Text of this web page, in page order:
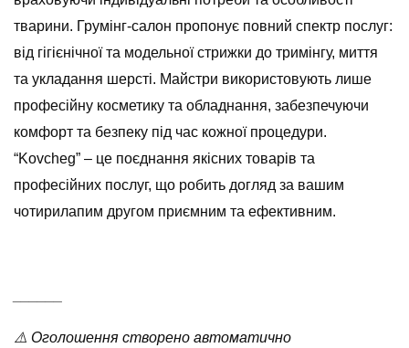
тварини. Грумінг-салон пропонує повний спектр послуг:
від гігієнічної та модельної стрижки до тримінгу, миття
та укладання шерсті. Майстри використовують лише
професійну косметику та обладнання, забезпечуючи
комфорт та безпеку під час кожної процедури.
“Kovcheg” – це поєднання якісних товарів та
професійних послуг, що робить догляд за вашим
чотирилапим другом приємним та ефективним.
⚠️ Оголошення створено автоматично